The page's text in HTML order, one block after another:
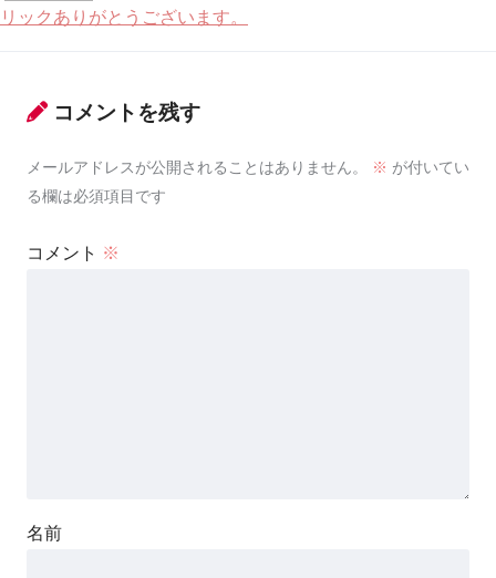
リックありがとうございます。
コメントを残す
メールアドレスが公開されることはありません。 ※ が付いてい
る欄は必須項目です
コメント ※
名前